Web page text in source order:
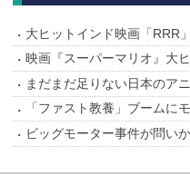
大ヒットインド映画「RRR
映画『スーパーマリオ』大
まだまだ足りない日本のア
「ファスト教養」ブームに
ビッグモーター事件が問い